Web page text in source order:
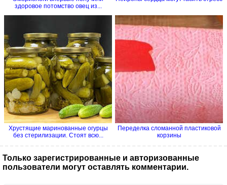
здоровое потомство овец из...
Хрустящие маринованные огурцы
без стерилизации. Стоят всю...
Переделка сломанной пластиковой
корзины
Только зарегистрированные и авторизованные
пользователи могут оставлять комментарии.